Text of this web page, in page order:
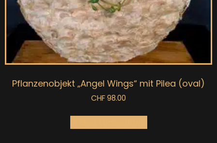
Pflanzenobjekt „Angel Wings“ mit Pilea (oval)
CHF98.00